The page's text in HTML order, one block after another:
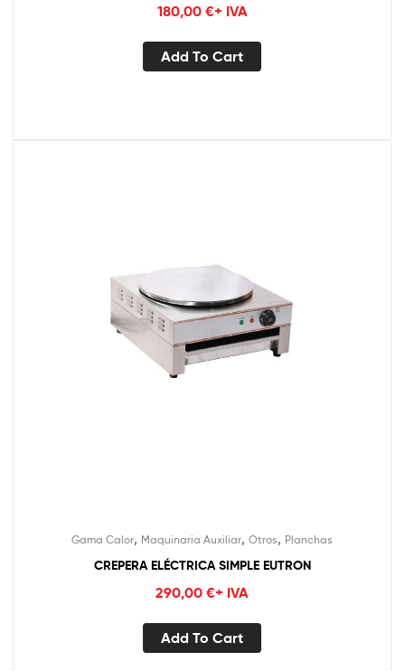
180,00 €+ IVA
Add To Cart
Gama Calor, Maquinaria Auxiliar, Otros, Planchas
CREPERA ELÉCTRICA SIMPLE EUTRON
290,00 €+ IVA
Add To Cart